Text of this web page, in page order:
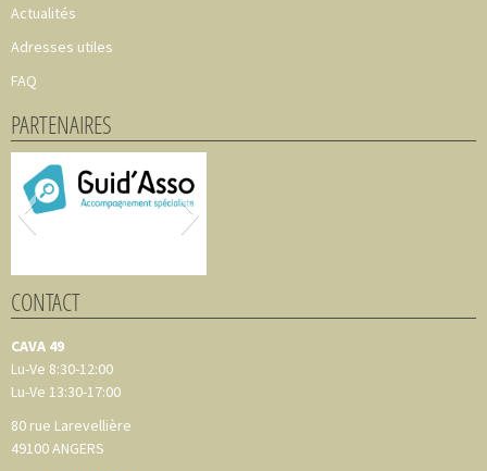
Actualités
Adresses utiles
FAQ
PARTENAIRES
CONTACT
CAVA 49
Lu-Ve 8:30-12:00
Lu-Ve 13:30-17:00
80 rue Larevellière
49100ANGERS